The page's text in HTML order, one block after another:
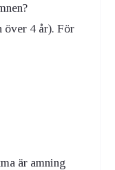
över 4 år). För
är amning